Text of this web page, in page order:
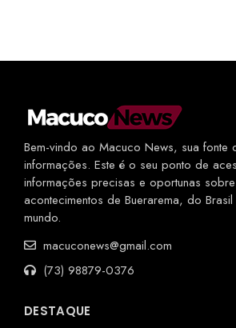
Bem-vindo ao Macuco News, sua fonte
informações. Este é o seu ponto de
informações precisas e oportunas
acontecimentos de Buerarema, do
mundo.
macuconews@gmail.com
(73) 98879-0376
DESTAQUE